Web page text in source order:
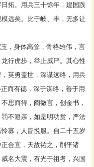
拓。用兵三十馀年，建国践
远矣。比于岐、丰，无多让
，身体高耸，骨格雄伟，言
行虎步，举止威严。其心性
英勇盖世，深谋远略，用兵
而有德，深于谋略，善于用
思而得，阐微言，创金书，
不避亲，如是明功赏，严法
寡，人皆悦服。自二十五岁
合宜，天故祐之，削平诸
名大震，有光于祖考，兴国